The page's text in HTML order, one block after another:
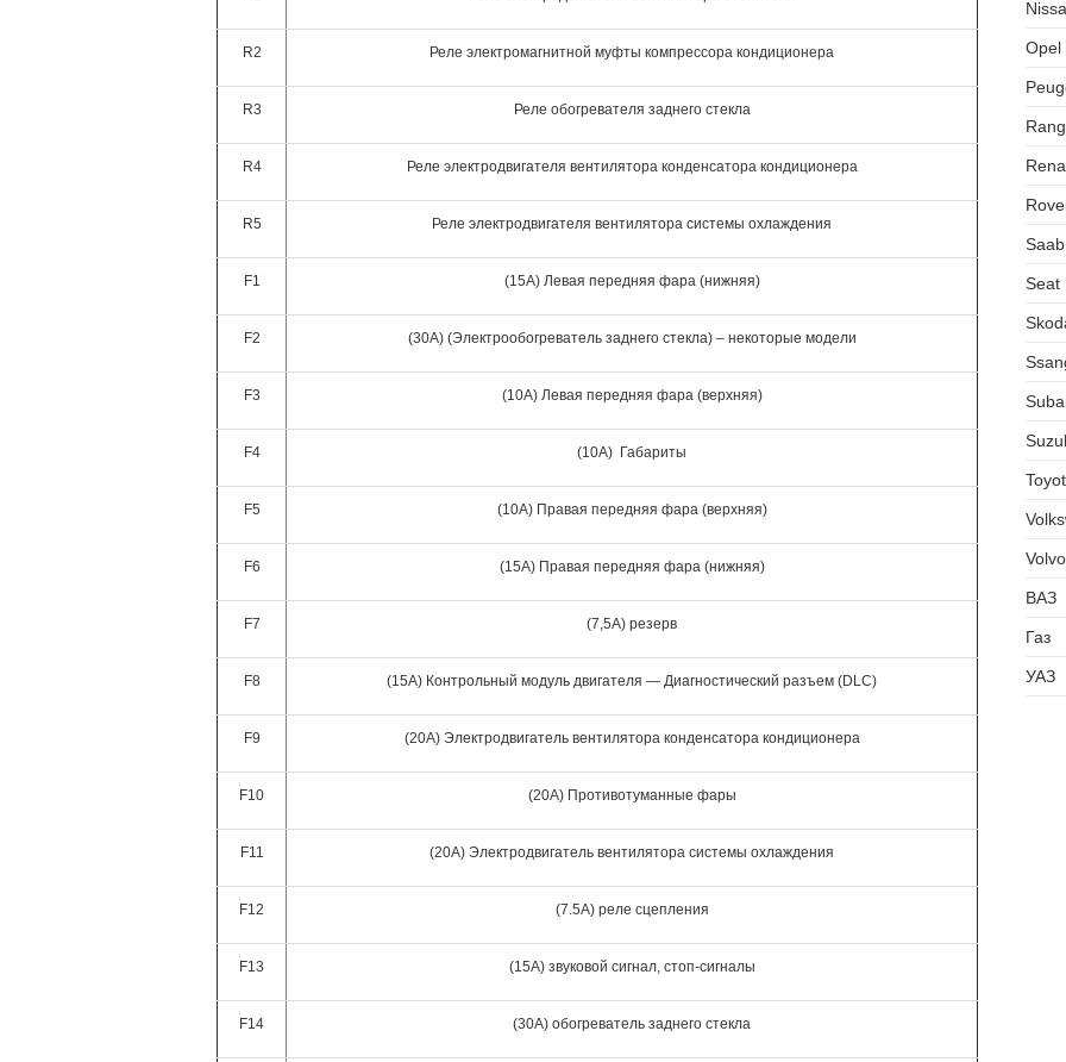
R2 Реле электромагнитной муфты компрессора кондиционера
R3 Реле обогревателя заднего стекла
R4 Реле электродвигателя вентилятора конденсатора кондиционера
R5 Реле электродвигателя вентилятора системы охлаждения
F1 (15A) Левая передняя фара (нижняя)
F2 (30A) (Электрообогреватель заднего стекла) – некоторые модели
F3 (10A) Левая передняя фара (верхняя)
F4 (10A) Габариты
F5 (10A) Правая передняя фара (верхняя)
F6 (15A) Правая передняя фара (нижняя)
F7 (7,5A) резерв
F8 (15A) Контрольный модуль двигателя — Диагностический разъем (DLC)
F9 (20A) Электродвигатель вентилятора конденсатора кондиционера
F10 (20A) Противотуманные фары
F11 (20A) Электродвигатель вентилятора системы охлаждения
F12 (7.5A) реле сцепления
F13 (15A) звуковой сигнал, стоп-сигналы
F14 (30A) обогреватель заднего стекла
Opel
Saab
Seat
Volvo
ВАЗ
Газ
УАЗ